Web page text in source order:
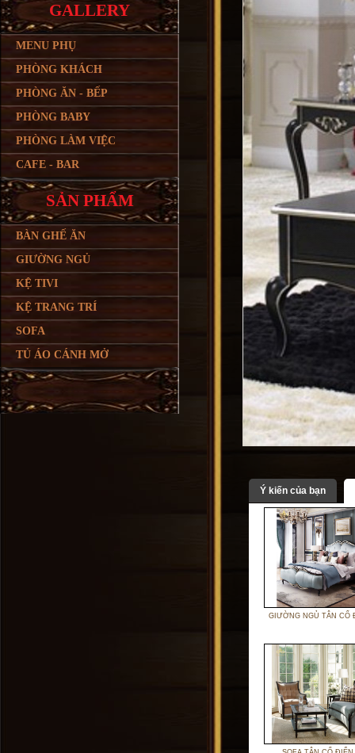
GALLERY
MENU PHỤ
PHÒNG KHÁCH
PHÒNG ĂN - BẾP
PHÒNG BABY
PHÒNG LÀM VIỆC
CAFE - BAR
SẢN PHẨM
BÀN GHẾ ĂN
GIƯỜNG NGỦ
KỆ TIVI
KỆ TRANG TRÍ
SOFA
TỦ ÁO CÁNH MỞ
Ý kiến của bạn
GIƯỜNG NGỦ TÂN CỔ